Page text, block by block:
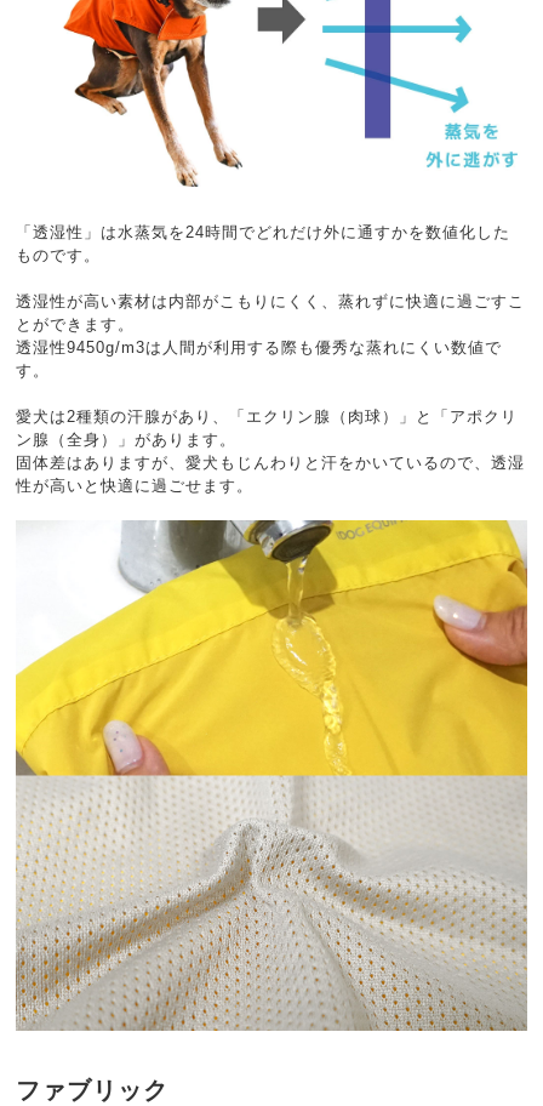
「透湿性」は水蒸気を24時間でどれだけ外に通すかを数値化した
ものです。
透湿性が高い素材は内部がこもりにくく、蒸れずに快適に過ごすこ
とができます。
透湿性9450g/m3は人間が利用する際も優秀な蒸れにくい数値で
す。
愛犬は2種類の汗腺があり、「エクリン腺（肉球）」と「アポクリ
ン腺（全身）」があります。
固体差はありますが、愛犬もじんわりと汗をかいているので、透湿
性が高いと快適に過ごせます。
ファブリック